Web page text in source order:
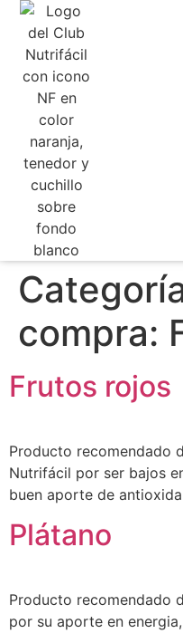
compra:
Frutos rojos
Producto recomendado
Nutrifácil por ser bajos
buen aporte de
Plátano
Producto recomendado
por su aporte en